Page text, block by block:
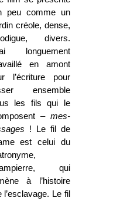
peu comme un
créole, dense,
divers.
longuement
en amont
l’écriture pour
ensemble
les fils qui le
– mes-
! Le fil de
est celui du
qui
à l’histoire
l’esclavage. Le fil